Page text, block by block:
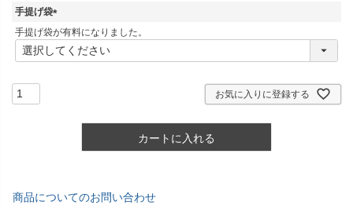
)
手提げ袋
(
必
須
手提げ袋が有料になりました。
お気に入りに登録する
カートに入れる
商品についてのお問い合わせ